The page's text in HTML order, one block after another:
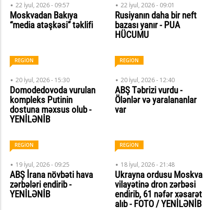
22 İyul, 2026 - 09:57
Moskvadan Bakıya
“media atəşkəsi” təklifi
22 İyul, 2026 - 09:01
Rusiyanın daha bir neft
bazası yanır - PUA
HÜCUMU
REGİON
20 İyul, 2026 - 15:30
Domodedovoda vurulan
kompleks Putinin
dostuna məxsus olub -
YENİLƏNİB
REGİON
20 İyul, 2026 - 12:40
ABŞ Təbrizi vurdu -
Ölənlər və yaralananlar
var
REGİON
19 İyul, 2026 - 09:25
ABŞ İrana növbəti hava
zərbələri endirib -
YENİLƏNİB
REGİON
18 İyul, 2026 - 21:48
Ukrayna ordusu Moskva
vilayətinə dron zərbəsi
endirib, 61 nəfər xəsarət
alıb - FOTO / YENİLƏNİB